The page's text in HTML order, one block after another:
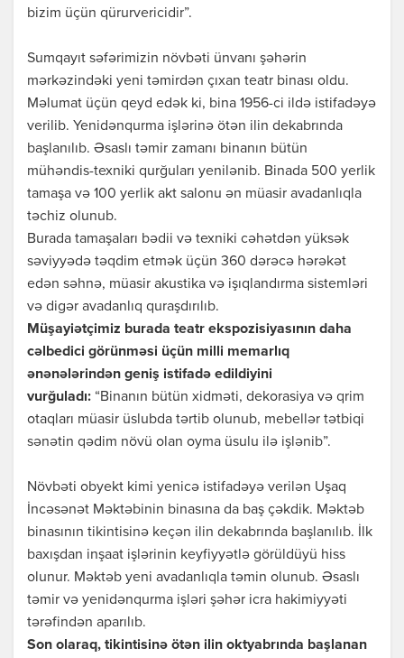
bizim üçün qürurvericidir”.
Sumqayıt səfərimizin növbəti ünvanı şəhərin
mərkəzindəki yeni təmirdən çıxan teatr binası oldu.
Məlumat üçün qeyd edək ki, bina 1956-ci ildə istifadəyə
verilib. Yenidənqurma işlərinə ötən ilin dekabrında
başlanılıb. Əsaslı təmir zamanı binanın bütün
mühəndis-texniki qurğuları yenilənib. Binada 500 yerlik
tamaşa və 100 yerlik akt salonu ən müasir avadanlıqla
təchiz olunub.
Burada tamaşaları bədii və texniki cəhətdən yüksək
səviyyədə təqdim etmək üçün 360 dərəcə hərəkət
edən səhnə, müasir akustika və işıqlandırma sistemləri
və digər avadanlıq quraşdırılıb.
Müşayiətçimiz burada teatr ekspozisiyasının daha
cəlbedici görünməsi üçün milli memarlıq
ənənələrindən geniş istifadə edildiyini
vurğuladı: “Binanın bütün xidməti, dekorasiya və qrim
otaqları müasir üslubda tərtib olunub, mebellər tətbiqi
sənətin qədim növü olan oyma üsulu ilə işlənib”.
Növbəti obyekt kimi yenicə istifadəyə verilən Uşaq
İncəsənət Məktəbinin binasına da baş çəkdik. Məktəb
binasının tikintisinə keçən ilin dekabrında başlanılıb. İlk
baxışdan inşaat işlərinin keyfiyyətlə görüldüyü hiss
olunur. Məktəb yeni avadanlıqla təmin olunub. Əsaslı
təmir və yenidənqurma işləri şəhər icra hakimiyyəti
tərəfindən aparılıb.
Son olaraq, tikintisinə ötən ilin oktyabrında başlanan